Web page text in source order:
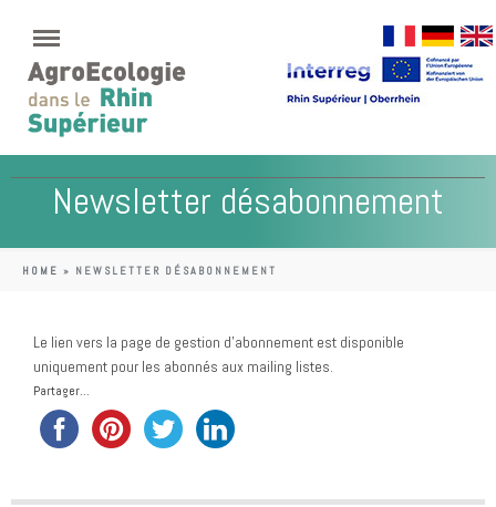
Newsletter désabonnement
HOME » NEWSLETTER DÉSABONNEMENT
Le lien vers la page de gestion d’abonnement est disponible
uniquement pour les abonnés aux mailing listes.
Partager...